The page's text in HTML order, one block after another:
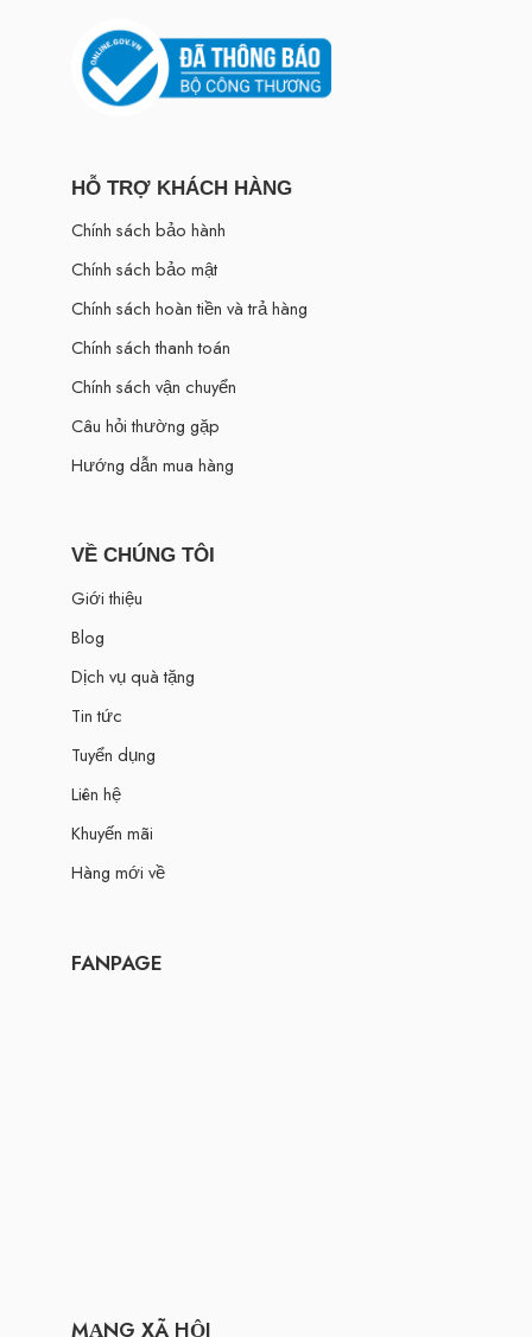
HỖ TRỢ KHÁCH HÀNG
Chính sách bảo hành
Chính sách bảo mật
Chính sách hoàn tiền và trả hàng
Chính sách thanh toán
Chính sách vận chuyển
Câu hỏi thường gặp
Hướng dẫn mua hàng
VỀ CHÚNG TÔI
Giới thiệu
Blog
Dịch vụ quà tặng
Tin tức
Tuyển dụng
Liên hệ
Khuyến mãi
Hàng mới về
FANPAGE
MẠNG XÃ HỘI